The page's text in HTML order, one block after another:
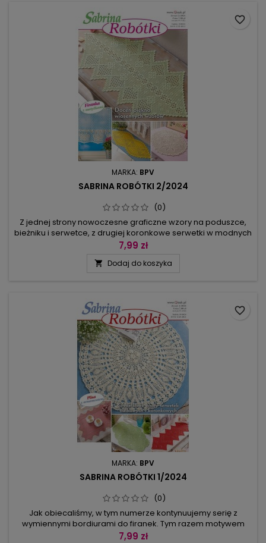
MARKA: BPV
SABRINA ROBÓTKI 2/2024
(0)
Z jednej strony nowoczesne graficzne wzory na poduszce,
bieżniku i serwetce, z drugiej koronkowe serwetki w modnych
kolorach. Do siatkowej firanki pasuje motyw motylka, dlatego
będzie idealny na lato jest ważka – komplet złożony z
7,99 zł
 Dodaj do koszyka
favorite_border
MARKA: BPV
SABRINA ROBÓTKI 1/2024
(0)
Jak obiecaliśmy, w tym numerze kontynuujemy serię z
wymiennymi bordiurami do firanek. Tym razem motywem
przewodnim, zarówno na firance, jak i w serwetce, są serca,
7,99 zł
favorite_border